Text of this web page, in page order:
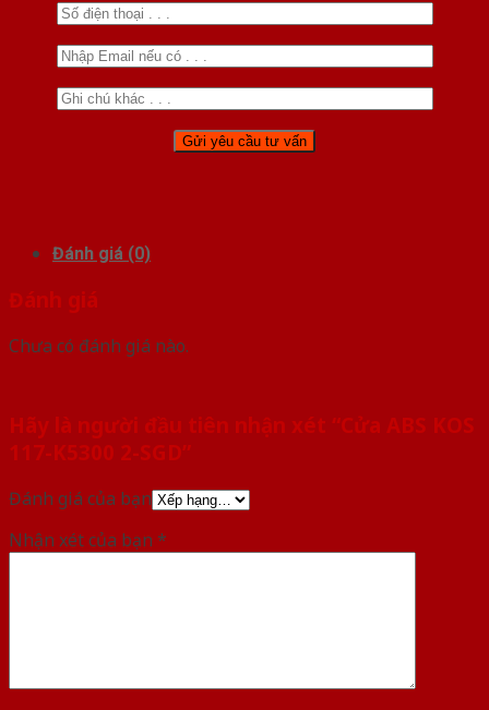
Đánh giá (0)
Đánh giá
Chưa có đánh giá nào.
Hãy là người đầu tiên nhận xét “Cửa ABS KOS
117-K5300 2-SGD”
Đánh giá của bạn
Nhận xét của bạn *